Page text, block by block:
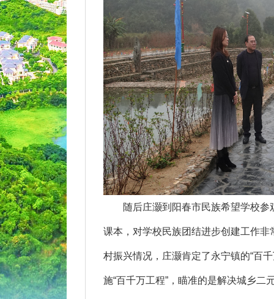
随后庄灏到阳春市民族希望学校参
课本，对学校民族团结进步创建工作
村振兴情况，庄灏肯定了永宁镇的“百
施“百千万工程”，瞄准的是解决城乡